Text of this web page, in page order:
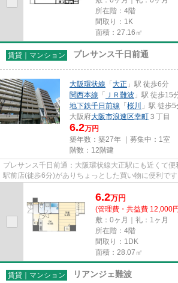
所在階：4階
間取り：1K
面積：27.16㎡
賃貸｜マンション プレサンス千日前通
大阪環状線 「 大正 」駅 徒歩6分
関西本線 「 ＪＲ難波 」駅 徒歩15
地下鉄千日前線 「 桜川
」駅 徒歩5
大阪府大阪市浪速区幸町 ３丁目
6.2万円
築年数：築27年 ｜募集中： 1室
階数：12階建
プレサンス千日前通：大阪環状線大正駅にも近くて便
駅前店(徒歩6分)がありちょっとした買い物に便利で
6.2万円
(管理費・共益費 12,000
敷：0ヶ月｜礼：1ヶ月
所在階：4階
間取り：1DK
面積：28.07㎡
賃貸｜マンション リアンジェ難波